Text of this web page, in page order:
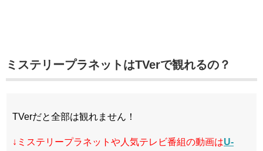
ミステリープラネットはTVerで観れるの？
TVerだと全部は観れません！
↓ミステリープラネットや人気テレビ番組の動画はU-